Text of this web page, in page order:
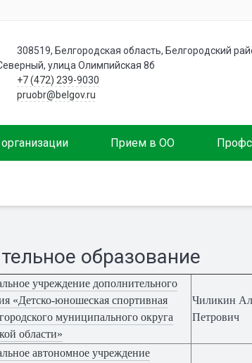
308519, Белгородская область, Белгородский
улица Олимпийская 8б
+7 (472) 239-9030
pruobr@belgov.ru
Прием в ОО
образование
учреждение дополнительного
«Детско-юношеская спортивная
муниципального округа
области»
Чиликин
Петрович
автономное учреждение